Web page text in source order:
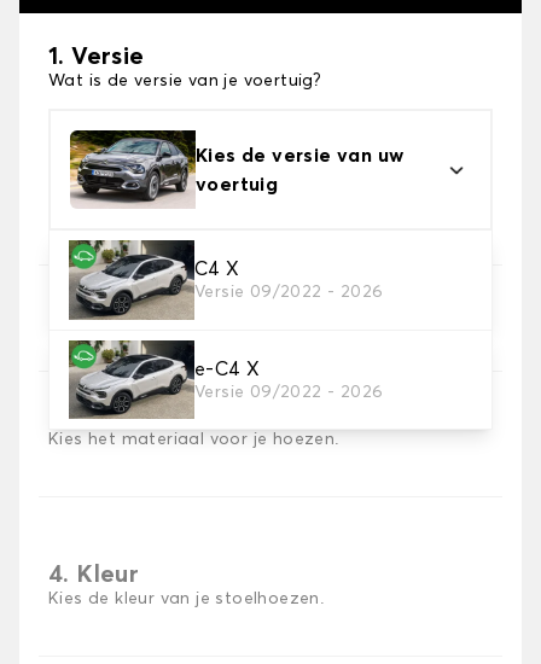
1. Versie
Wat is de versie van je voertuig?
Kies de versie van uw
voertuig
C4 X
Versie 09/2022 - 2026
e-C4 X
Versie 09/2022 - 2026
2. Set hoezen
3. Materiaal
Kies het materiaal voor je hoezen.
4. Kleur
Kies de kleur van je stoelhoezen.